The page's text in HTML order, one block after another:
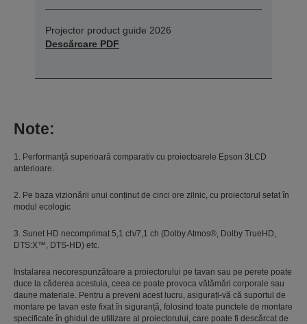
Projector product guide 2026
Descărcare PDF
Note:
1. Performanță superioară comparativ cu proiectoarele Epson 3LCD
anterioare.
2. Pe baza vizionării unui conținut de cinci ore zilnic, cu proiectorul setat în
modul ecologic
3. Sunet HD necomprimat 5,1 ch/7,1 ch (Dolby Atmos®, Dolby TrueHD,
DTS:X™, DTS-HD) etc.
Instalarea necorespunzătoare a proiectorului pe tavan sau pe perete poate
duce la căderea acestuia, ceea ce poate provoca vătămări corporale sau
daune materiale. Pentru a preveni acest lucru, asigurați-vă că suportul de
montare pe tavan este fixat în siguranță, folosind toate punctele de montare
specificate în ghidul de utilizare al proiectorului, care poate fi descărcat de